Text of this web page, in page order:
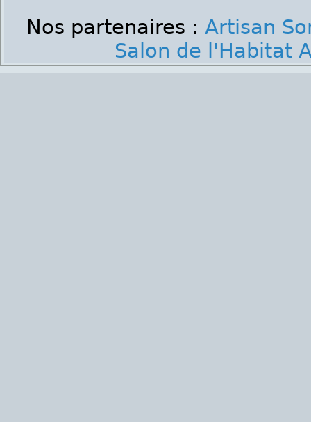
Nos partenaires : Artisan
Salon de l'Habitat